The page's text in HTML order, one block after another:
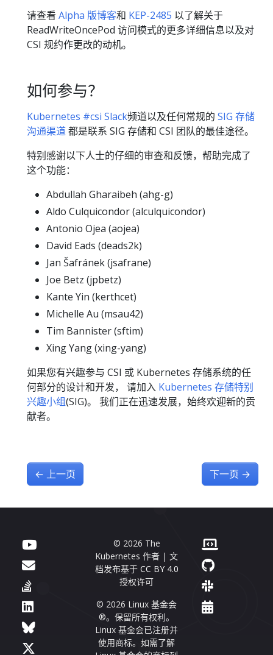
请查看 Alpha 版博客和 KEP-2485 以了解关于
ReadWriteOncePod 访问模式的更多详细信息以及对
CSI 规约作更改的动机。
如何参与？
Kubernetes #csi Slack频道以及任何常规的 SIG 存储
沟通渠道都是联系 SIG 存储和 CSI 团队的最佳途径。
特别感谢以下人士的仔细的审查和反馈，帮助完成了
这个功能：
Abdullah Gharaibeh (ahg-g)
Aldo Culquicondor (alculquicondor)
Antonio Ojea (aojea)
David Eads (deads2k)
Jan Šafránek (jsafrane)
Joe Betz (jpbetz)
Kante Yin (kerthcet)
Michelle Au (msau42)
Tim Bannister (sftim)
Xing Yang (xing-yang)
如果您有兴趣参与 CSI 或 Kubernetes 存储系统的任
何部分的设计和开发， 请加入 Kubernetes 存储特别
兴趣小组(SIG)。 我们正在迅速发展，始终欢迎新的贡
献者。
← 上一页 下一页 →
© 2026 The
Kubernetes 作者 | 文
档发布基于 CC BY 4.0
授权许可
© 2026 Linux 基金会
®。保留所有权利。
Linux 基金会已注册并
使用商标。如需了解